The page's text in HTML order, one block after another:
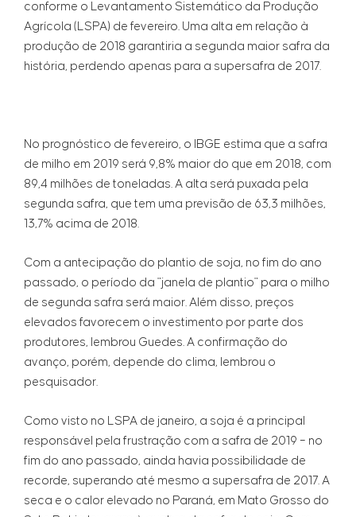
conforme o Levantamento Sistemático da Produção
Agrícola (LSPA) de fevereiro. Uma alta em relação à
produção de 2018 garantiria a segunda maior safra da
história, perdendo apenas para a supersafra de 2017.
No prognóstico de fevereiro, o IBGE estima que a safra
de milho em 2019 será 9,8% maior do que em 2018, com
89,4 milhões de toneladas. A alta será puxada pela
segunda safra, que tem uma previsão de 63,3 milhões,
13,7% acima de 2018.
Com a antecipação do plantio de soja, no fim do ano
passado, o período da "janela de plantio" para o milho
de segunda safra será maior. Além disso, preços
elevados favorecem o investimento por parte dos
produtores, lembrou Guedes. A confirmação do
avanço, porém, depende do clima, lembrou o
pesquisador.
Como visto no LSPA de janeiro, a soja é a principal
responsável pela frustração com a safra de 2019 – no
fim do ano passado, ainda havia possibilidade de
recorde, superando até mesmo a supersafra de 2017. A
seca e o calor elevado no Paraná, em Mato Grosso do